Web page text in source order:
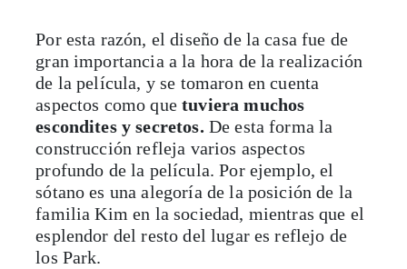
Por esta razón, el diseño de la casa fue de
gran importancia a la hora de la realización
de la película, y se tomaron en cuenta
aspectos como quetuviera muchos
escondites y secretos. De esta forma la
construcción refleja varios aspectos
profundo de la película. Por ejemplo, el
sótano es una alegoría de la posición de la
familia Kim en la sociedad, mientras que el
esplendor del resto del lugar es reflejo de
los Park.